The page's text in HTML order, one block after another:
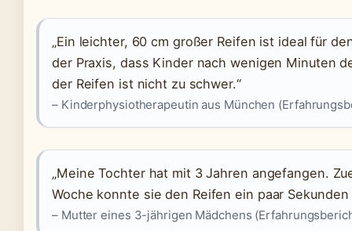
„Ein leichter, 60 cm großer Reifen ist ideal für
der Praxis, dass Kinder nach wenigen Minuten
der Reifen ist nicht zu schwer.“
– Kinderphysiotherapeutin aus München
„Meine Tochter hat mit 3 Jahren angefangen.
Woche konnte sie den Reifen ein paar
– Mutter eines 3-jährigen Mädchens